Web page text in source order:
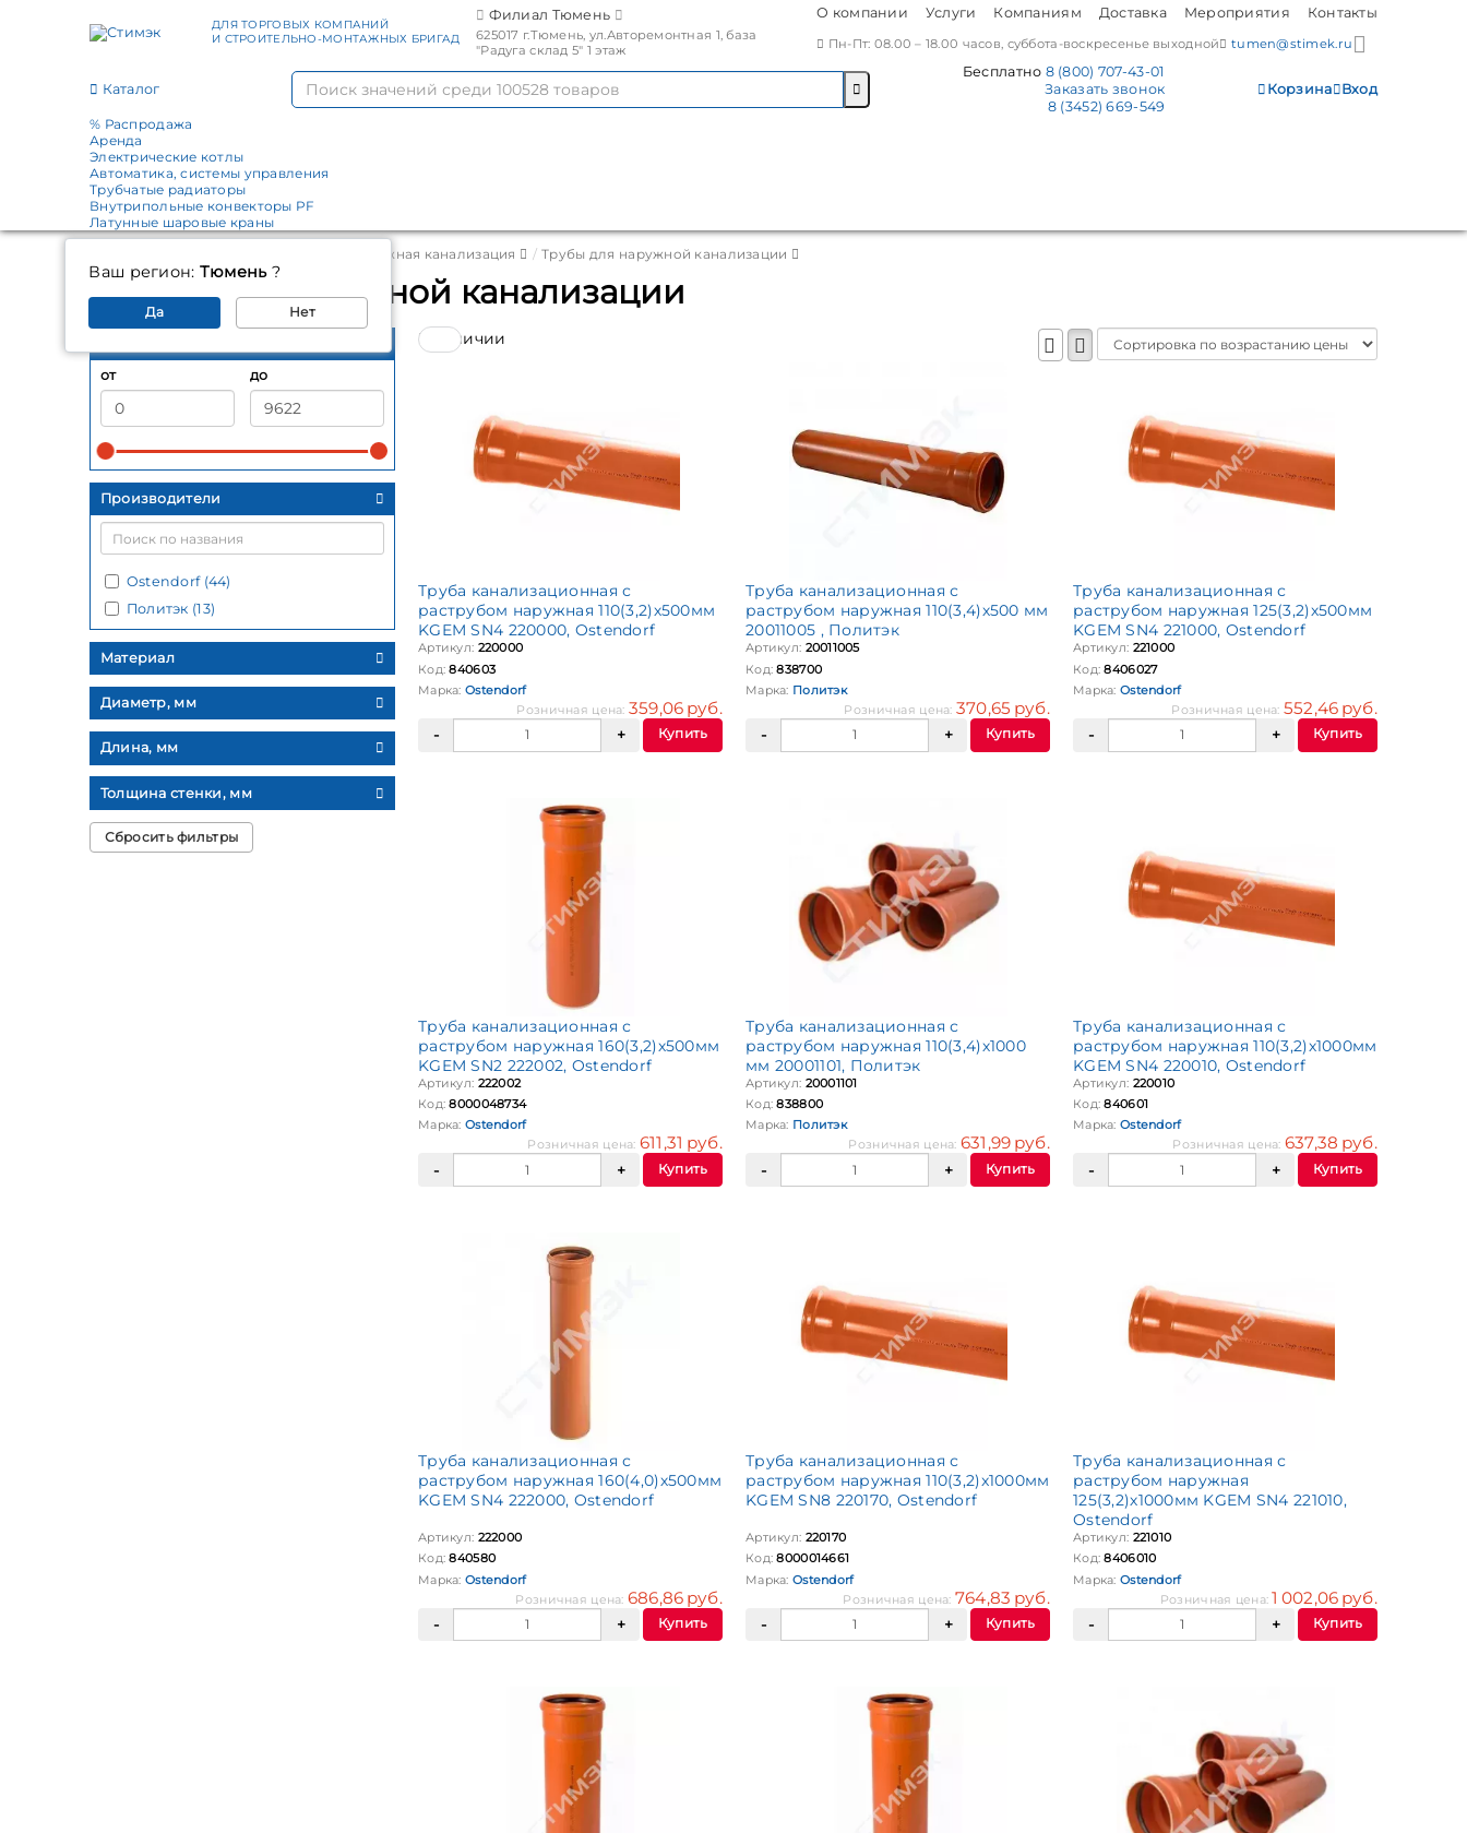
ДЛЯ ТОРГОВЫХ КОМПАНИЙ
И СТРОИТЕЛЬНО-МОНТАЖНЫХ БРИГАД
Филиал Тюмень
625017 г.Тюмень, ул.Авторемонтная 1, база
"Радуга склад 5" 1 этаж
Ваш регион: Тюмень?
Да Нет
О компании Услуги Компаниям Доставка Мероприятия Контакты
Пн-Пт: 08.00 – 18.00 часов, суббота-воскресенье выходной tumen@stimek.ru
Каталог
Бесплатно 8 (800) 707-43-01
Заказать звонок
8 (3452) 669-549
Корзина Вход
% Распродажа
Аренда
Электрические котлы
Автоматика, системы управления
Трубчатые радиаторы
Внутрипольные конвекторы PF
Латунные шаровые краны
Наружная канализация Трубы для наружной канализации
Трубы для наружной канализации
от
до
Производители
Ostendorf (44)
Политэк (13)
Материал
Диаметр, мм
Длина, мм
Толщина стенки, мм
Сбросить фильтры
В наличии Sort
Труба канализационная с
раструбом наружная 110(3,2)х500мм
KGEM SN4 220000, Ostendorf
Артикул: 220000
Код:840603
Марка: Ostendorf
Розничная цена: 359,06 руб.
Купить
Труба канализационная с
раструбом наружная 110(3,4)х500 мм
20011005 , Политэк
Артикул: 20011005
Код:838700
Марка: Политэк
Розничная цена: 370,65 руб.
Купить
Труба канализационная с
раструбом наружная 125(3,2)х500мм
KGEM SN4 221000, Ostendorf
Артикул: 221000
Код:8406027
Марка: Ostendorf
Розничная цена: 552,46 руб.
Купить
Труба канализационная с
раструбом наружная 160(3,2)х500мм
KGEM SN2 222002, Ostendorf
Артикул: 222002
Код:8000048734
Марка: Ostendorf
Розничная цена: 611,31 руб.
Купить
Труба канализационная с
раструбом наружная 110(3,4)х1000
мм 20001101, Политэк
Артикул: 20001101
Код:838800
Марка: Политэк
Розничная цена: 631,99 руб.
Купить
Труба канализационная с
раструбом наружная 110(3,2)х1000мм
KGEM SN4 220010, Ostendorf
Артикул: 220010
Код:840601
Марка: Ostendorf
Розничная цена: 637,38 руб.
Купить
Труба канализационная с
раструбом наружная 160(4,0)х500мм
KGEM SN4 222000, Ostendorf
Артикул: 222000
Код:840580
Марка: Ostendorf
Розничная цена: 686,86 руб.
Купить
Труба канализационная с
раструбом наружная 110(3,2)x1000мм
KGEM SN8 220170, Ostendorf
Артикул: 220170
Код:8000014661
Марка: Ostendorf
Розничная цена: 764,83 руб.
Купить
Труба канализационная с
раструбом наружная
125(3,2)х1000мм KGEM SN4 221010,
Ostendorf
Артикул: 221010
Код:8406010
Марка: Ostendorf
Розничная цена:1 002,06 руб.
Купить